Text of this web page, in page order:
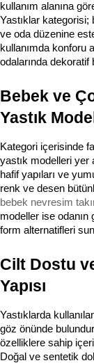
kullanım alanına
Yastıklar kategorisi;
ve oda düzenine
kullanımda konforu
odalarında dekoratif
Bebek ve
Yastık
Kategori içerisinde
yastık modelleri yer
hafif yapıları ve
bebek nevresim
modeller ise odanın
form alternatifleri
Cilt Dostu
Yapısı
Yastıklarda
göz önünde
özelliklere sahip
Doğal ve sentetik